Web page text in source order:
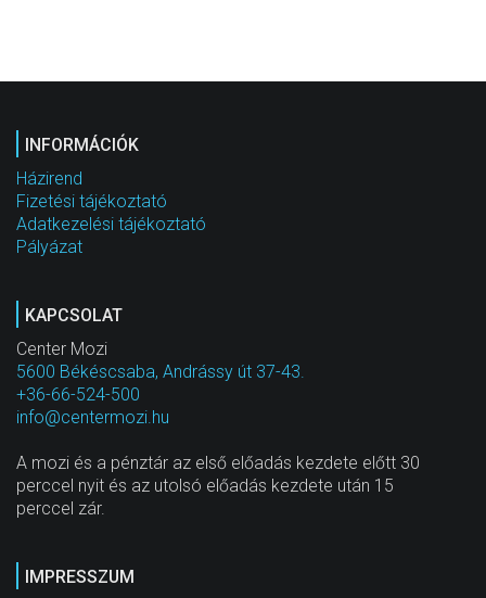
INFORMÁCIÓK
Házirend
Fizetési tájékoztató
Adatkezelési tájékoztató
Pályázat
KAPCSOLAT
Center Mozi
5600 Békéscsaba, Andrássy út 37-43.
+36-66-524-500
info@centermozi.hu
A mozi és a pénztár az első előadás kezdete előtt 30
perccel nyit és az utolsó előadás kezdete után 15
perccel zár.
IMPRESSZUM